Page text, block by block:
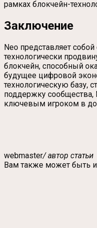
рамках блокчейн-
Заключение
Neo представляет
технологически
блокчейн, способный
будущее цифровой
технологическую базу,
поддержку сообщества,
ключевым игроком в
webmaster/ автор статьи
Вам также может быть